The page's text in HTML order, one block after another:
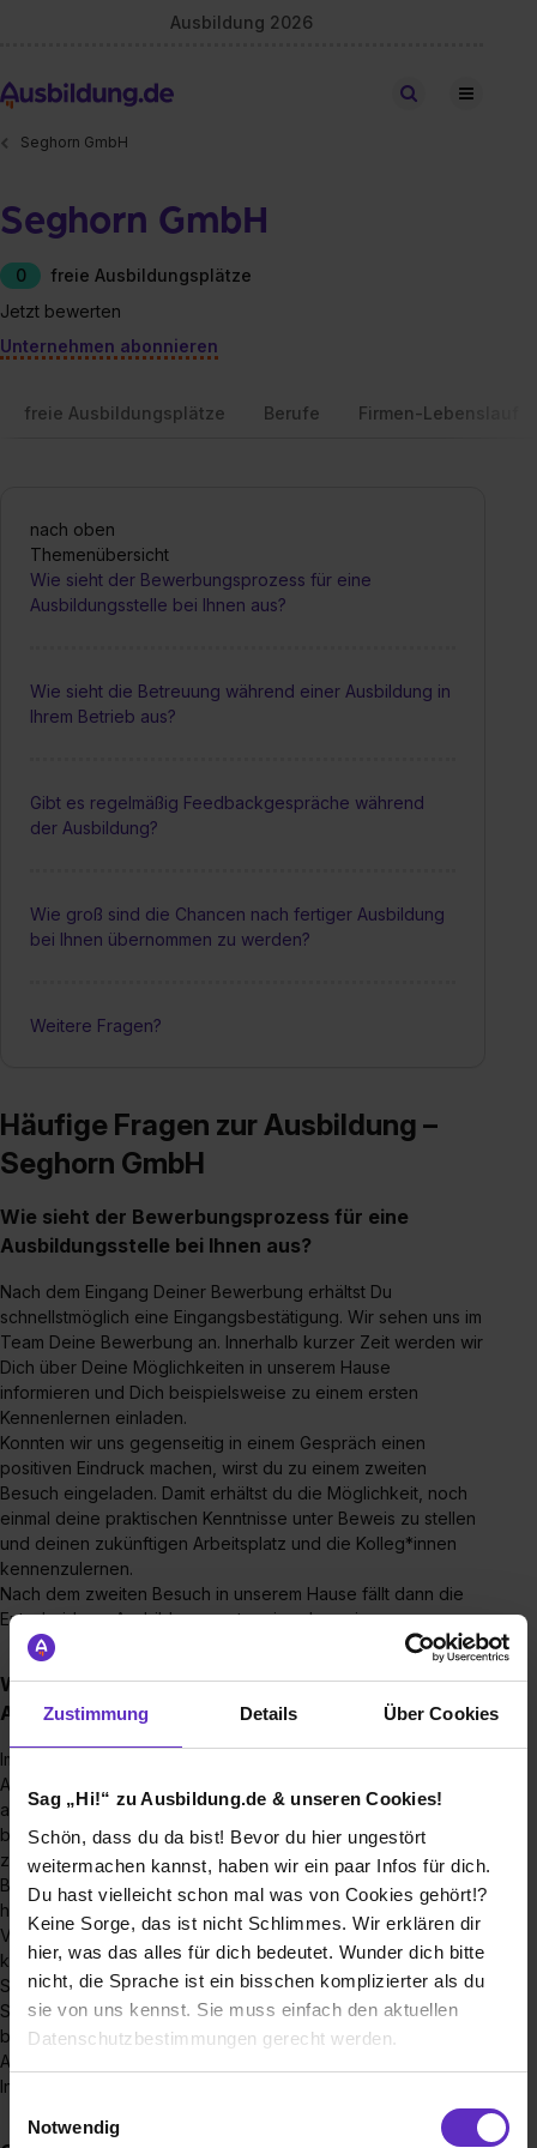
Zustimmung Details Über Cookies
Sag „Hi!“ zu Ausbildung.de & unseren Cookies!
Schön, dass du da bist! Bevor du hier ungestört
weitermachen kannst, haben wir ein paar Infos für dich.
Du hast vielleicht schon mal was von Cookies gehört!?
Keine Sorge, das ist nicht Schlimmes. Wir erklären dir
hier, was das alles für dich bedeutet. Wunder dich bitte
nicht, die Sprache ist ein bisschen komplizierter als du
sie von uns kennst. Sie muss einfach den aktuellen
Datenschutzbestimmungen gerecht werden.
Notwendig
Ausbildung 2026
Stellen finden
Seghorn GmbH
Seghorn GmbH
0
freie Ausbildungsplätze
Jetzt bewerten
Unternehmen abonnieren
freie Ausbildungsplätze Berufe Firmen-Lebenslauf
nach oben
Themenübersicht
Wie sieht der Bewerbungsprozess für eine
Ausbildungsstelle bei Ihnen aus?
Wie sieht die Betreuung während einer Ausbildung in
Ihrem Betrieb aus?
Gibt es regelmäßig Feedbackgespräche während
der Ausbildung?
Wie groß sind die Chancen nach fertiger Ausbildung
bei Ihnen übernommen zu werden?
Weitere Fragen?
Häufige Fragen zur Ausbildung –
Seghorn GmbH
Wie sieht der Bewerbungsprozess für eine
Ausbildungsstelle bei Ihnen aus?
Nach dem Eingang Deiner Bewerbung erhältst Du
schnellstmöglich eine Eingangsbestätigung. Wir sehen uns im
Team Deine Bewerbung an. Innerhalb kurzer Zeit werden wir
Dich über Deine Möglichkeiten in unserem Hause
informieren und Dich beispielsweise zu einem ersten
Kennenlernen einladen.
Konnten wir uns gegenseitig in einem Gespräch einen
positiven Eindruck machen, wirst du zu einem zweiten
Besuch eingeladen. Damit erhältst du die Möglichkeit, noch
einmal deine praktischen Kenntnisse unter Beweis zu stellen
und deinen zukünftigen Arbeitsplatz und die Kolleg*innen
kennenzulernen.
Nach dem zweiten Besuch in unserem Hause fällt dann die
Entscheidung: Ausbildungsvertrag ja oder nein.
Wie sieht die Betreuung während einer
Ausbildung in Ihrem Betrieb aus?
Im Unternehmen bieten wir Dir verschiedene
Ansprechpartner*innen. Fachlich steht Dir jederzeit eine
ausbildende Fachkraft zur Seite um Deine Entwicklung zu
begleiten und bei praktischen Fragen die erste Anlaufstelle
zu sein.
Bei Fragen und Problemen, die über fachliche Themen
hinausgehen, steht Dir unser Ausbildungsbeauftragter zur
Verfügung. Er organisiert Deinen Ausbildungsablauf und
koordiniert Seminare.
Sollten Themen auftreten, welche Du vielleicht im ersten
Schritt nicht mit den Betreuern besprechen möchtest, so
bietet unser Unternehmen ebenfalls einen Jugend- und
Auszubildendenvertreter. Dies ist eine zusätzlich gewählte
Interessenvertretung der Azubis innerhalb des Betriebsrates.